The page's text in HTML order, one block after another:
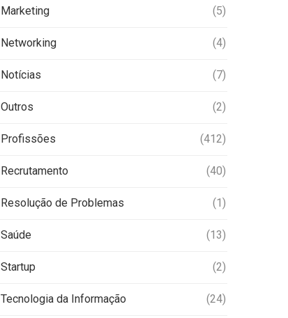
Marketing (5)
Networking (4)
Notícias (7)
Outros (2)
Profissões (412)
Recrutamento (40)
Resolução de Problemas (1)
Saúde (13)
Startup (2)
Tecnologia da Informação (24)